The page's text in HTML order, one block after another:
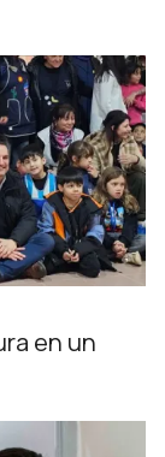
en un